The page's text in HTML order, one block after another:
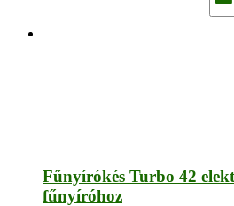
Fűnyírókés Turbo 42
fűnyíróhoz